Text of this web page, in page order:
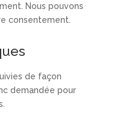
Nous pouvons
consentement.
de façon
demandée pour